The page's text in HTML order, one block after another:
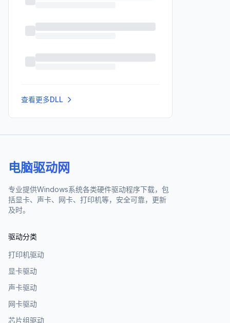
查看更多DLL
电脑驱动网
专业提供Windows系统各类硬件驱动程序下载，包
括显卡、声卡、网卡、打印机等，安全可靠，更新
及时。
驱动分类
打印机驱动
显卡驱动
声卡驱动
网卡驱动
芯片组驱动